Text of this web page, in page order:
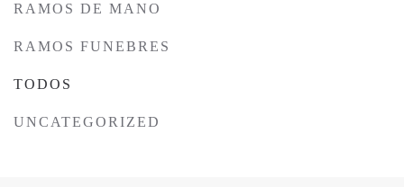
RAMOS DE MANO
RAMOS FUNEBRES
TODOS
UNCATEGORIZED